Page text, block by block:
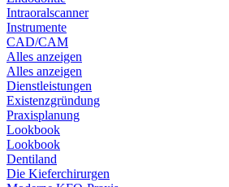
Intraoralscanner
Instrumente
CAD/CAM
Alles anzeigen
Alles anzeigen
Dienstleistungen
Existenzgründung
Praxisplanung
Lookbook
Lookbook
Dentiland
Die Kieferchirurgen